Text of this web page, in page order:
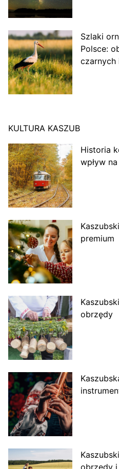
Szlaki
Polsce:
czarnych
KULTURA KASZUB
Historia
wpływ
premium
obrzędy